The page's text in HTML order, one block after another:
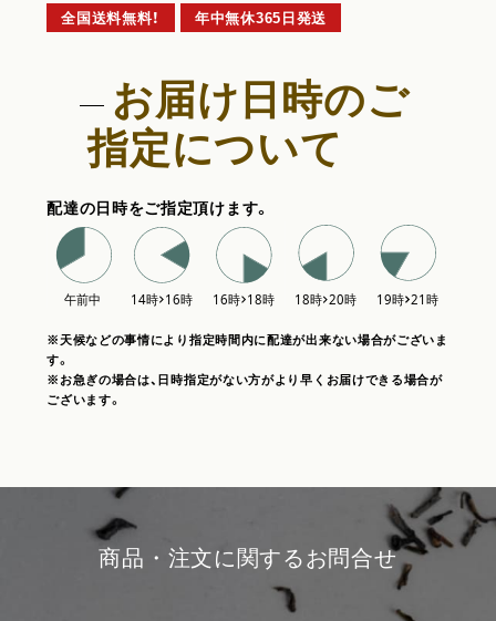
全国送料無料！ 年中無休365日発送
お届け日時のご
指定について
配達の日時をご指定頂けます。
※天候などの事情により指定時間内に配達が出来ない場合がございま
す。
※お急ぎの場合は、日時指定がない方がより早くお届けできる場合が
ございます。
商品・注文に関するお問合せ